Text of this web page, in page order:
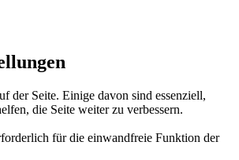
der Seite. Einige davon sind essenziell,
die Seite weiter zu verbessern.
für die einwandfreie Funktion der